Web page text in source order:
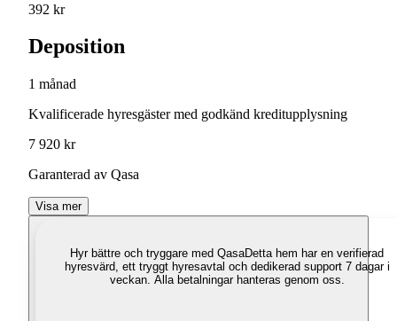
392 kr
Deposition
1 månad
Kvalificerade hyresgäster med godkänd kreditupplysning
7 920 kr
Garanterad av Qasa
Visa mer
Hyr bättre och tryggare med QasaDetta hem har en verifierad
hyresvärd, ett tryggt hyresavtal och dedikerad support 7 dagar i
veckan. Alla betalningar hanteras genom oss.